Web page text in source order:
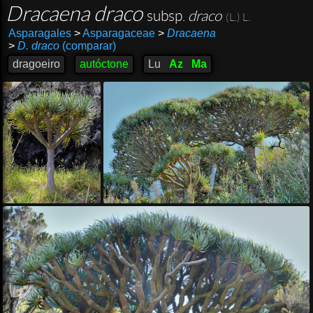
Dracaena draco subsp. draco (L.) L.
Asparagales >Asparagaceae > Dracaena
> D. draco(comparar)
dragoeiro
autóctone Lu Az Ma